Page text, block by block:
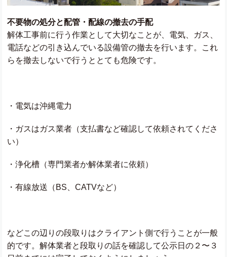
不要物の処分と配管・配線の撤去の手配
解体工事前に行う作業として大切なことが、電気、ガス、
電話などの引き込んでいる設備管の撤去を行います。これ
らを撤去しないで行うととても危険です。
・電気は沖縄電力
・ガスはガス業者（支払書など確認して依頼されてくださ
い）
・浄化槽（専門業者か解体業者に依頼）
・有線放送（ BS 、CATVなど）
などこの辺りの段取りはクライアント側で行うことが一般
的です。解体業者と段取りの話を確認して公示日の２〜３